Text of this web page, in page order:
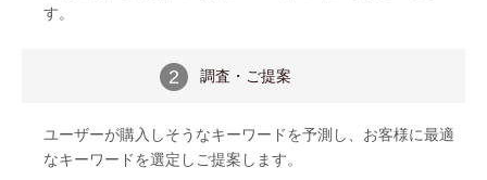
す。
2 調査・ご提案
ユーザーが購入しそうなキーワードを予測し、お客様に最適
なキーワードを選定しご提案します。